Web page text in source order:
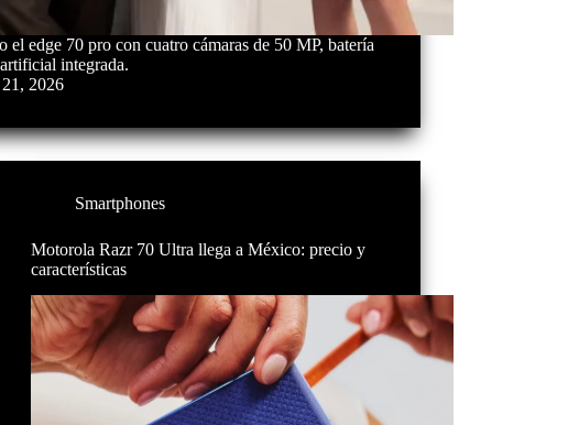
el edge 70 pro con cuatro cámaras de 50 MP, batería
integrada.
2026
Smartphones
Motorola Razr 70 Ultra llega a México: precio y
características